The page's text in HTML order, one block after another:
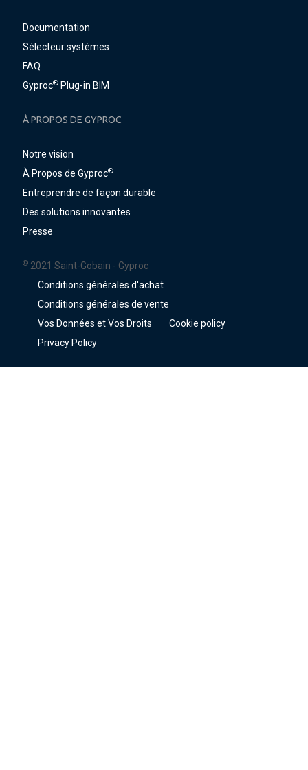
Documentation
Sélecteur systèmes
FAQ
Gyproc® Plug-in BIM
À PROPOS DE GYPROC
Notre vision
À Propos de Gyproc®
Entreprendre de façon durable
Des solutions innovantes
Presse
© 2021 Saint-Gobain - Gyproc
Conditions générales d'achat
Conditions générales de vente
Vos Données et Vos Droits
Cookie policy
Privacy Policy